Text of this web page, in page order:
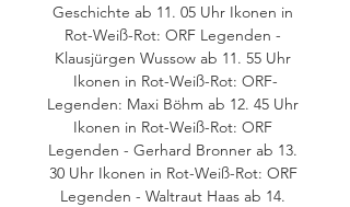
Geschichte ab 11. 05 Uhr Ikonen in
Rot-Weiß-Rot: ORF Legenden -
Klausjürgen Wussow ab 11. 55 Uhr
Ikonen in Rot-Weiß-Rot: ORF-
Legenden: Maxi Böhm ab 12. 45 Uhr
Ikonen in Rot-Weiß-Rot: ORF
Legenden - Gerhard Bronner ab 13.
30 Uhr Ikonen in Rot-Weiß-Rot: ORF
Legenden - Waltraut Haas ab 14.